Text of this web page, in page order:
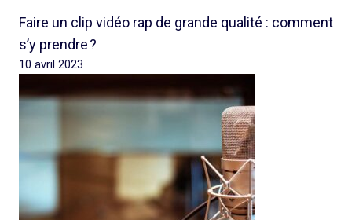
Faire un clip vidéo rap de grande qualité : comment
s’y prendre ?
10 avril 2023